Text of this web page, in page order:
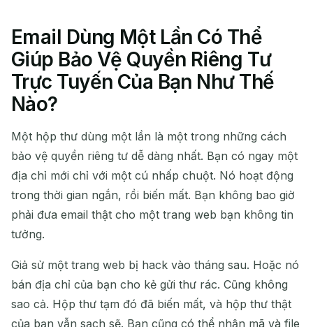
Email Dùng Một Lần Có Thể
Giúp Bảo Vệ Quyền Riêng Tư
Trực Tuyến Của Bạn Như Thế
Nào?
Một hộp thư dùng một lần là một trong những cách
bảo vệ quyền riêng tư dễ dàng nhất. Bạn có ngay một
địa chỉ mới chỉ với một cú nhấp chuột. Nó hoạt động
trong thời gian ngắn, rồi biến mất. Bạn không bao giờ
phải đưa email thật cho một trang web bạn không tin
tưởng.
Giả sử một trang web bị hack vào tháng sau. Hoặc nó
bán địa chỉ của bạn cho kẻ gửi thư rác. Cũng không
sao cả. Hộp thư tạm đó đã biến mất, và hộp thư thật
của bạn vẫn sạch sẽ. Bạn cũng có thể nhận mã và file